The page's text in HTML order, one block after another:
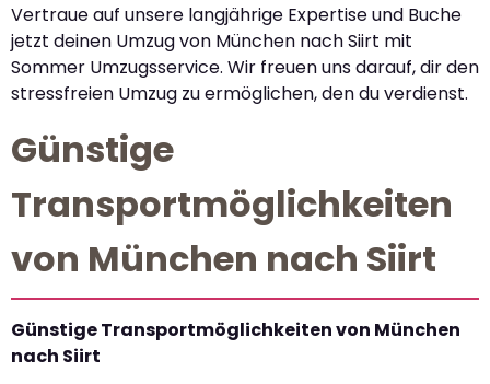
Vertraue auf unsere langjährige Expertise und Buche
jetzt deinen Umzug von München nach Siirt mit
Sommer Umzugsservice. Wir freuen uns darauf, dir den
stressfreien Umzug zu ermöglichen, den du verdienst.
Günstige
Transportmöglichkeiten
von München nach Siirt
Günstige Transportmöglichkeiten von München
nach Siirt